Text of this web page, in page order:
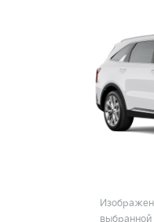
выбранной